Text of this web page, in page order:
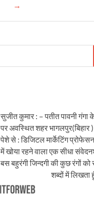
→
सुजीत कुमार : – पतीत पावनी गंगा
पर अवस्थित शहर भागलपुर(बिहार )
पेशे से : डिजिटल मार्केटिंग
में खोया रहने वाला एक सीधा
बस बहुरंगी जिन्दगी की कुछ रंगों
शब्दों में लिखता